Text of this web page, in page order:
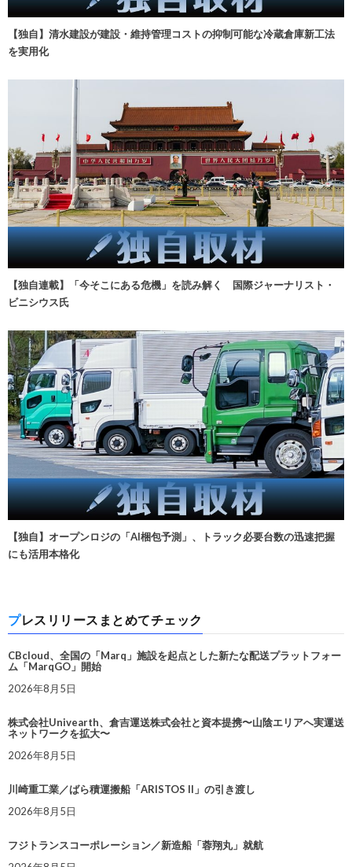
【独自】清水建設が建設・維持管理コストの抑制可能な冷蔵倉庫新工法
を実用化
【独自連載】「今そこにある危機」を読み解く 国際ジャーナリスト・
ビニシウス氏
【独自】オープンロジの「AI梱包予測」、トラック必要台数の迅速把握
にも活用本格化
プレスリリースまとめてチェック
CBcloud、全国の「Marq」施設を起点とした新たな配送プラットフォー
ム「MarqGO」開始
2026年8月5日
株式会社Univearth、倉吉運送株式会社と資本提携〜山陰エリアへ実運送
ネットワークを拡大〜
2026年8月5日
川崎重工業／ばら積運搬船「ARISTOS II」の引き渡し
2026年8月5日
フジトランスコーポレーション／新造船「蓉翔丸」就航